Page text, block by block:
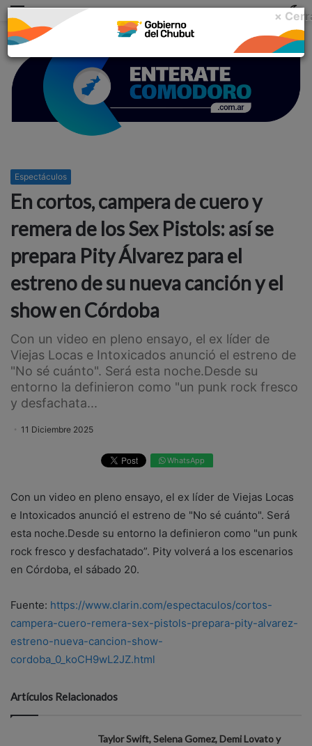
Menu
Espectáculos
En cortos, campera de cuero y
remera de los Sex Pistols: así se
prepara Pity Álvarez para el
estreno de su nueva canción y el
show en Córdoba
Con un video en pleno ensayo, el ex líder de
Viejas Locas e Intoxicados anunció el estreno de
"No sé cuánto". Será esta noche.Desde su
entorno la definieron como "un punk rock fresco
y desfachata...
11 Diciembre 2025
WhatsApp
Con un video en pleno ensayo, el ex líder de Viejas Locas
e Intoxicados anunció el estreno de "No sé cuánto". Será
esta noche.Desde su entorno la definieron como "un punk
rock fresco y desfachatado”. Pity volverá a los escenarios
en Córdoba, el sábado 20.
Fuente: https://www.clarin.com/espectaculos/cortos-
campera-cuero-remera-sex-pistols-prepara-pity-alvarez-
estreno-nueva-cancion-show-
cordoba_0_koCH9wL2JZ.html
Artículos Relacionados
Taylor Swift, Selena Gomez, Demi Lovato y
×